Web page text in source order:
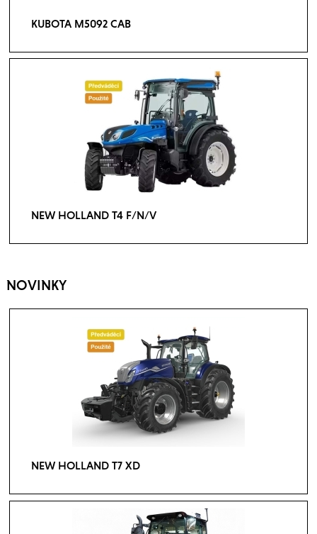
KUBOTA M5092 CAB
NEW HOLLAND T4 F/N/V
NOVINKY
NEW HOLLAND T7 XD